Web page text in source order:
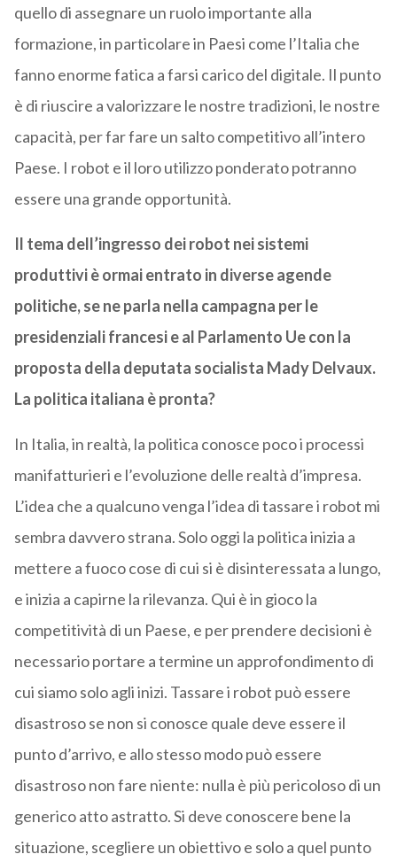
quello di assegnare un ruolo importante alla
formazione, in particolare in Paesi come l’Italia che
fanno enorme fatica a farsi carico del digitale. Il punto
è di riuscire a valorizzare le nostre tradizioni, le nostre
capacità, per far fare un salto competitivo all’intero
Paese. I robot e il loro utilizzo ponderato potranno
essere una grande opportunità.
Il tema dell’ingresso dei robot nei sistemi
produttivi è ormai entrato in diverse agende
politiche, se ne parla nella campagna per le
presidenziali francesi e al Parlamento Ue con la
proposta della deputata socialista Mady Delvaux.
La politica italiana è pronta?
In Italia, in realtà, la politica conosce poco i processi
manifatturieri e l’evoluzione delle realtà d’impresa.
L’idea che a qualcuno venga l’idea di tassare i robot mi
sembra davvero strana. Solo oggi la politica inizia a
mettere a fuoco cose di cui si è disinteressata a lungo,
e inizia a capirne la rilevanza. Qui è in gioco la
competitività di un Paese, e per prendere decisioni è
necessario portare a termine un approfondimento di
cui siamo solo agli inizi. Tassare i robot può essere
disastroso se non si conosce quale deve essere il
punto d’arrivo, e allo stesso modo può essere
disastroso non fare niente: nulla è più pericoloso di un
generico atto astratto. Si deve conoscere bene la
situazione, scegliere un obiettivo e solo a quel punto